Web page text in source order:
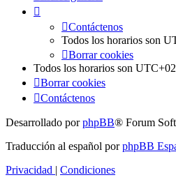
Contáctenos
Todos los horarios son
Borrar cookies
Todos los horarios son
Borrar cookies
Contáctenos
Desarrollado porphpBB® Forum
Traducción al español porphpBB
Privacidad | Condiciones